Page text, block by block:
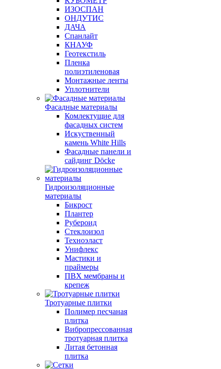
ИЗОСПАН
ОНДУТИС
ДАЧА
Спанлайт
КНАУФ
Геотекстиль
Пленка
полиэтиленовая
Монтажные ленты
Уплотнители
Фасадные материалы
Комлектущие для
фасадных систем
Искуственный
камень White Hills
Фасадные панели и
сайдинг Döcke
Гидроизоляционные
материалы
Бикрост
Плантер
Рубероид
Стеклоизол
Техноэласт
Унифлекс
Мастики и
праймеры
ПВХ мембраны и
крепеж
Тротуарные плитки
Полимер песчаная
плитка
Вибропрессованная
тротуарная плитка
Литая бетонная
плитка